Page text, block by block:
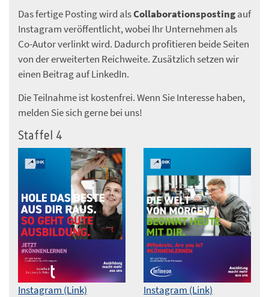
Das fertige Posting wird alsCollaborationspostingauf
Instagram veröffentlicht, wobei Ihr Unternehmen als
Co-Autor verlinkt wird. Dadurch profitieren beide Seiten
von der erweiterten Reichweite. Zusätzlich setzen wir
einen Beitrag auf LinkedIn.
Die Teilnahme ist kostenfrei. Wenn Sie Interesse haben,
melden Sie sich gerne bei uns!
Staffel 4
Instagram (Link)
Instagram (Link)